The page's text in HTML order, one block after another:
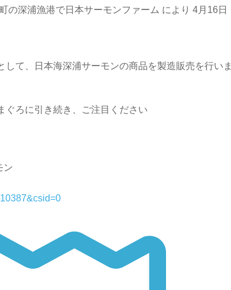
の深浦漁港で日本サーモンファーム により 4月16日
て、日本海深浦サーモンの商品を製造販売を行いま
ぐろに引き続き、ご注目ください
ン